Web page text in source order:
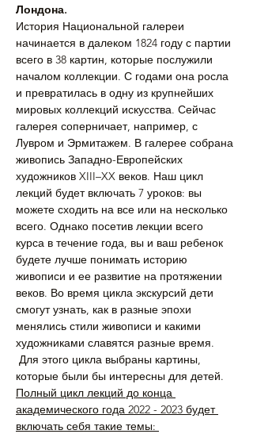
Лондона.
История Национальной галереи
начинается в далеком 1824 году с партии
всего в 38 картин, которые послужили
началом коллекции. С годами она росла
и превратилась в одну из крупнейших
мировых коллекций искусства. Сейчас
галерея соперничает, например, с
Лувром и Эрмитажем. В галерее собрана
живопись Западно-Европейских
художников XIII–XX веков. Наш цикл
лекций будет включать 7 уроков: вы
можете сходить на все или на несколько
всего. Однако посетив лекции всего
курса в течение года, вы и ваш ребенок
будете лучше понимать историю
живописи и ее развитие на протяжении
веков. Во время цикла экскурсий дети
смогут узнать, как в разные эпохи
менялись стили живописи и какими
художниками славятся разные время.
Для этого цикла выбраны картины,
которые были бы интересны для детей.
Полный цикл лекций до конца
академического года 2022 - 2023 будет
включать себя такие темы: